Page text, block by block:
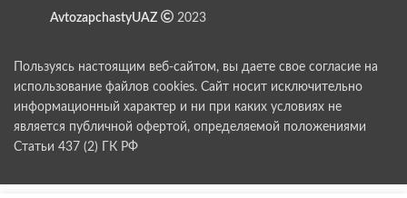
AvtozapchastyUAZ 2023
Пользуясь настоящим веб-сайтом, вы даете свое согласие на
использование файлов cookies. Сайт носит исключительно
информационный характер и ни при каких условиях не
является публичной офертой, определяемой положениями
Статьи 437 (2) ГК РФ